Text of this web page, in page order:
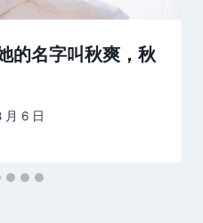
的名字叫秋爽，秋
月 6 日